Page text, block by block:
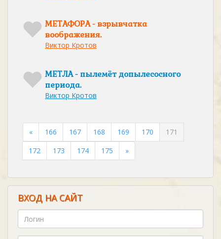
МЕТАФОРА - взрывчатка
воображения.
Виктор Кротов
МЕТЛА - пылемёт допылесосного
периода.
Виктор Кротов
« 166 167 168 169 170
171
172
173 174 175 »
ВХОД НА САЙТ